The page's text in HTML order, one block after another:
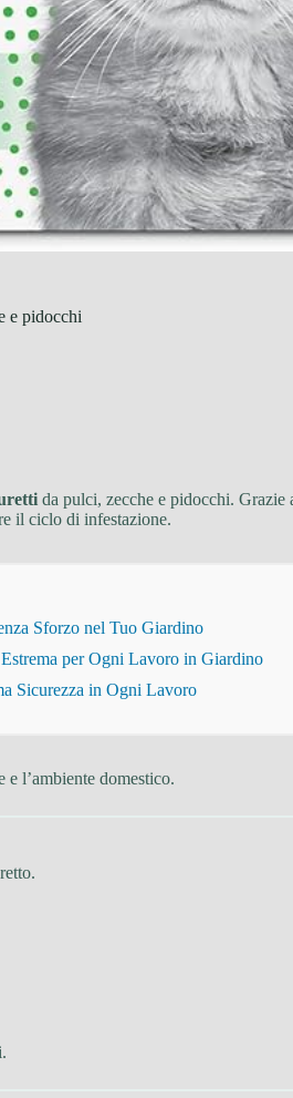
e pidocchi
da pulci, zecche e pidocchi.
il ciclo di infestazione.
Sforzo nel Tuo Giardino
per Ogni Lavoro in Giardino
Sicurezza in Ogni Lavoro
e l’ambiente domestico.